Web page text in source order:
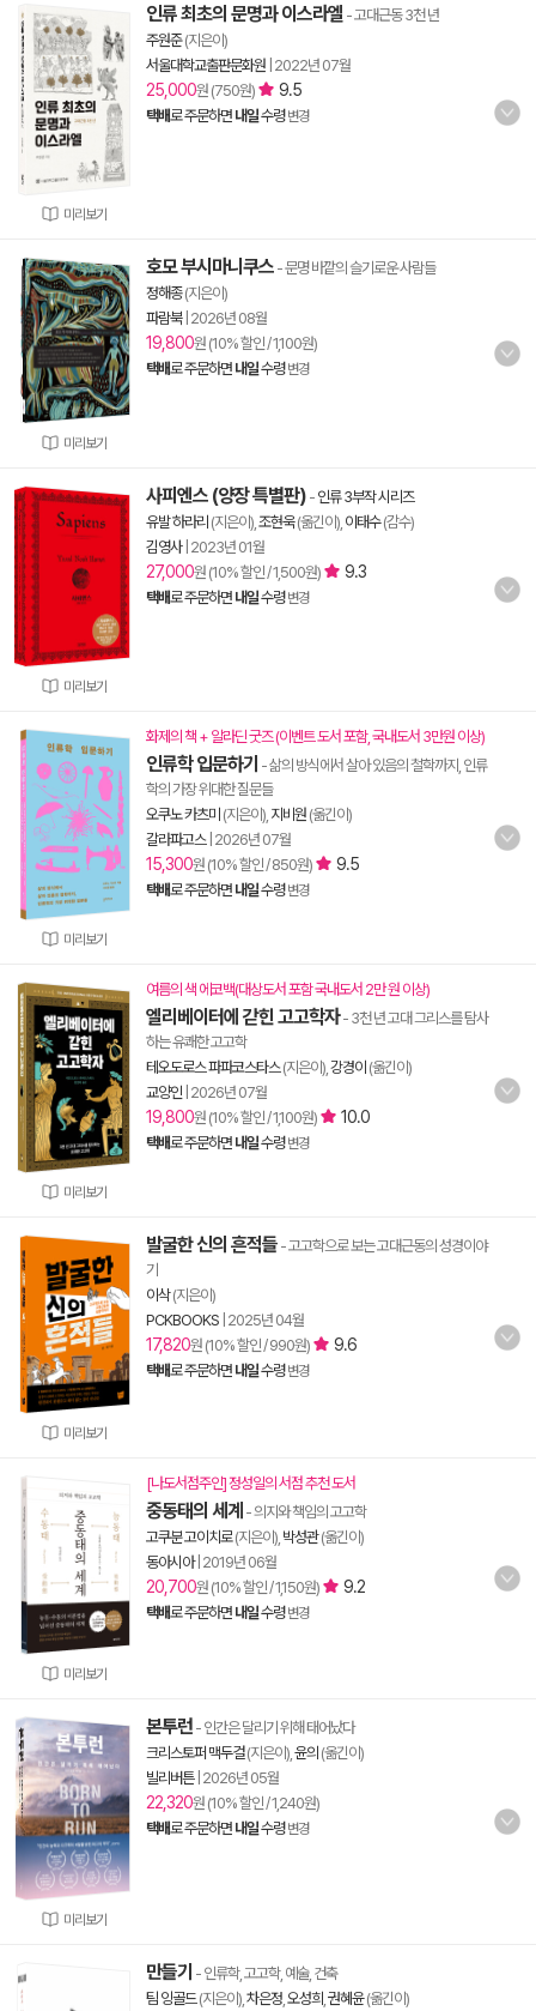
미리보기
인류 최초의 문명과 이스라엘 - 고대근동 3천 년
주원준(지은이)
서울대학교출판문화원 2022년 07월
25,000원 (750원) 9.5
택배로 주문하면 내일수령 변경
미리보기
호모 부시마니쿠스 - 문명 바깥의 슬기로운 사람들
정해종(지은이)
파람북| 2026년 08월
19,800원 (10% 할인 / 1,100원)
택배로 주문하면 내일수령 변경
미리보기
사피엔스 (양장 특별판) - 인류 3부작 시리즈
유발 하라리 (지은이), 조현욱(옮긴이), 이태수(감수)
김영사| 2023년 01월
27,000원 (10% 할인 / 1,500원) 9.3
택배로 주문하면 내일수령 변경
미리보기
화제의 책 + 알라딘 굿즈 (이벤트 도서 포함, 국내도서 3만원 이상)
인류학 입문하기 - 삶의 방식에서 살아 있음의 철학까지, 인류
학의 가장 위대한 질문들
오쿠노 카츠미 (지은이), 지비원 (옮긴이)
갈라파고스| 2026년 07월
15,300원 (10% 할인 / 850원) 9.5
택배로 주문하면 내일수령 변경
미리보기
여름의 색 에코백(대상도서 포함 국내도서 2만 원 이상)
엘리베이터에 갇힌 고고학자- 3천 년 고대 그리스를 탐사
하는 유쾌한 고고학
테오도로스 파파코스타스(지은이), 강경이 (옮긴이)
교양인 2026년 07월
19,800원 (10% 할인 / 1,100원) 10.0
택배로 주문하면 내일수령 변경
미리보기
발굴한 신의 흔적들 - 고고학으로 보는 고대근동의 성경이야
기
이삭(지은이)
PCKBOOKS 2025년 04월
17,820원 (10% 할인 / 990원) 9.6
택배로 주문하면 내일수령 변경
미리보기
[나도서점주인] 정성일의 서점 추천 도서
중동태의 세계 - 의지와 책임의 고고학
고쿠분 고이치로(지은이), 박성관(옮긴이)
동아시아| 2019년 06월
20,700원 (10% 할인 / 1,150원) 9.2
택배로 주문하면 내일수령 변경
미리보기
본투런 - 인간은 달리기 위해 태어났다
크리스토퍼 맥두걸(지은이), 윤의 (옮긴이)
빌리버튼| 2026년 05월
22,320원 (10% 할인 / 1,240원)
택배로 주문하면 내일수령 변경
만들기 - 인류학, 고고학, 예술, 건축
팀 잉골드(지은이), 차은정 오성희 권혜윤(옮긴이)